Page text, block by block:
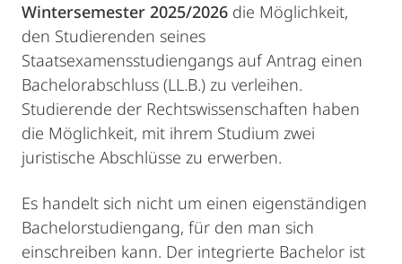
Wintersemester 2025/2026 die Möglichkeit,
den Studierenden seines
Staatsexamensstudiengangs auf Antrag einen
Bachelorabschluss (LL.B.) zu verleihen.
Studierende der Rechtswissenschaften haben
die Möglichkeit, mit ihrem Studium zwei
juristische Abschlüsse zu erwerben.
Es handelt sich nicht um einen eigenständigen
Bachelorstudiengang, für den man sich
einschreiben kann. Der integrierte Bachelor ist